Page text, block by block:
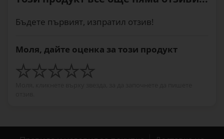
Бъдете първият, изпратил отзив!
Моля, дайте оценка за този продукт